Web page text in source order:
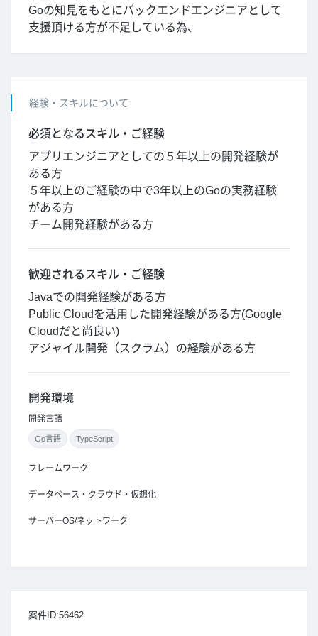
Goの知見をもとにバックエンドエンジニアとして
支援頂ける方が不足している為、
経験・スキルについて
必須となるスキル・ご経験
アプリエンジニアとしての５年以上の開発経験が
ある方
５年以上のご経験の中で3年以上のGoの実務経験
がある方
チーム開発経験がある方
歓迎されるスキル・ご経験
Javaでの開発経験がある方
Public Cloudを活用した開発経験がある方(Google
Cloudだと尚良い)
アジャイル開発（スクラム）の経験がある方
開発環境
開発言語
Go言語 TypeScript
フレームワーク
データベース・クラウド・仮想化
サーバーOS/ネットワーク
案件ID:56462